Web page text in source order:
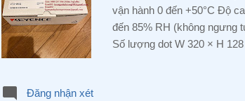
vận hành 0 đến +50°C Độ
đến 85% RH (không ngưng
Số lượng dot W 320 × H
chuyển 40×16/màn hình
Đăng nhận xét